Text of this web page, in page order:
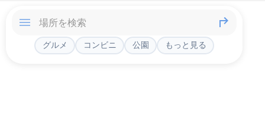
グルメ コンビニ 公園 もっと見る